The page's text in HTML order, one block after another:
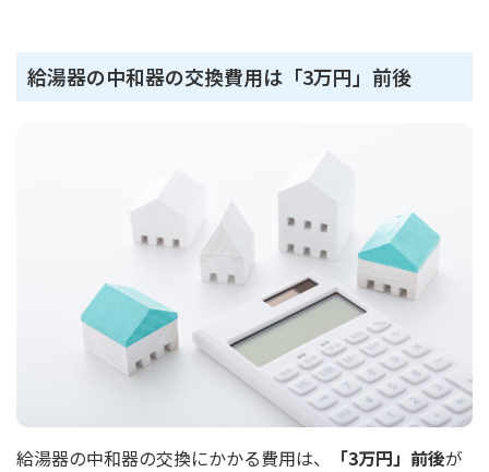
給湯器の中和器の交換費用は「3万円」前後
給湯器の中和器の交換にかかる費用は、 「3万円」前後が